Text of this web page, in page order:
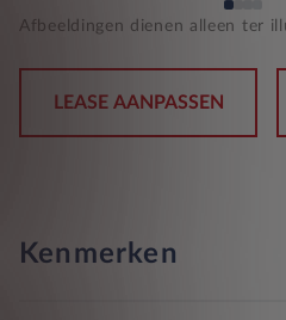
Afbeeldingen dienen alleen ter
LEASE AANPASSEN
Kenmerken